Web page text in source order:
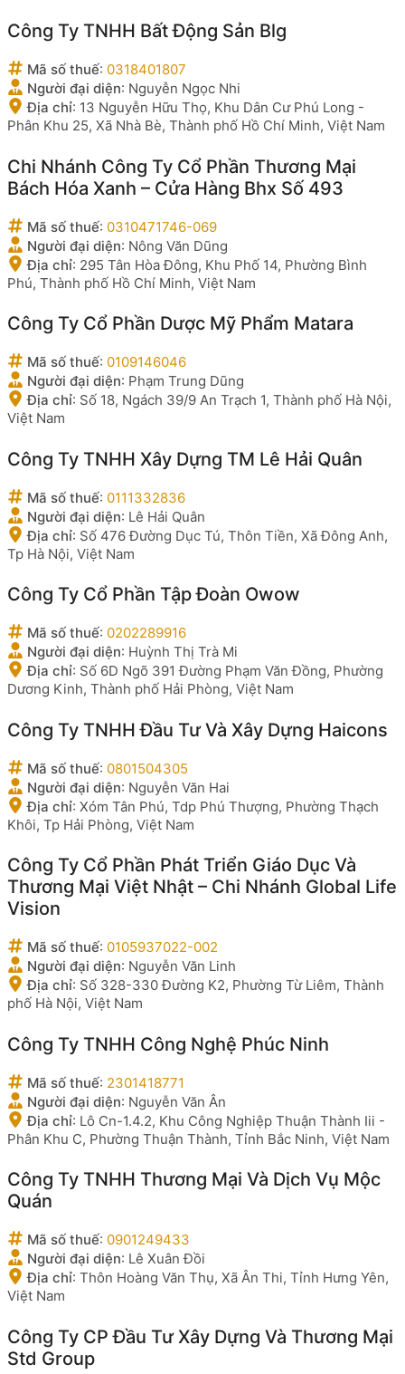
Công Ty TNHH Bất Động Sản Blg
Mã số thuế: 0318401807
Người đại diện: Nguyễn Ngọc Nhi
Địa chỉ: 13 Nguyễn Hữu Thọ, Khu Dân Cư Phú Long -
Phân Khu 25, Xã Nhà Bè, Thành phố Hồ Chí Minh, Việt Nam
Chi Nhánh Công Ty Cổ Phần Thương Mại
Bách Hóa Xanh – Cửa Hàng Bhx Số 493
Mã số thuế: 0310471746-069
Người đại diện: Nông Văn Dũng
Địa chỉ: 295 Tân Hòa Đông, Khu Phố 14, Phường Bình
Phú, Thành phố Hồ Chí Minh, Việt Nam
Công Ty Cổ Phần Dược Mỹ Phẩm Matara
Mã số thuế: 0109146046
Người đại diện: Phạm Trung Dũng
Địa chỉ: Số 18, Ngách 39/9 An Trạch 1, Thành phố Hà Nội,
Việt Nam
Công Ty TNHH Xây Dựng TM Lê Hải Quân
Mã số thuế: 0111332836
Người đại diện: Lê Hải Quân
Địa chỉ: Số 476 Đường Dục Tú, Thôn Tiền, Xã Đông Anh,
Tp Hà Nội, Việt Nam
Công Ty Cổ Phần Tập Đoàn Owow
Mã số thuế: 0202289916
Người đại diện: Huỳnh Thị Trà Mi
Địa chỉ: Số 6D Ngõ 391 Đường Phạm Văn Đồng, Phường
Dương Kinh, Thành phố Hải Phòng, Việt Nam
Công Ty TNHH Đầu Tư Và Xây Dựng Haicons
Mã số thuế: 0801504305
Người đại diện: Nguyễn Văn Hai
Địa chỉ: Xóm Tân Phú, Tdp Phú Thượng, Phường Thạch
Khôi, Tp Hải Phòng, Việt Nam
Công Ty Cổ Phần Phát Triển Giáo Dục Và
Thương Mại Việt Nhật – Chi Nhánh Global Life
Vision
Mã số thuế: 0105937022-002
Người đại diện: Nguyễn Văn Linh
Địa chỉ: Số 328-330 Đường K2, Phường Từ Liêm, Thành
phố Hà Nội, Việt Nam
Công Ty TNHH Công Nghệ Phúc Ninh
Mã số thuế: 2301418771
Người đại diện: Nguyễn Văn Ân
Địa chỉ: Lô Cn-1.4.2, Khu Công Nghiệp Thuận Thành Iii -
Phân Khu C, Phường Thuận Thành, Tỉnh Bắc Ninh, Việt Nam
Công Ty TNHH Thương Mại Và Dịch Vụ Mộc
Quán
Mã số thuế: 0901249433
Người đại diện: Lê Xuân Đồi
Địa chỉ: Thôn Hoàng Văn Thụ, Xã Ân Thi, Tỉnh Hưng Yên,
Việt Nam
Công Ty CP Đầu Tư Xây Dựng Và Thương Mại
Std Group